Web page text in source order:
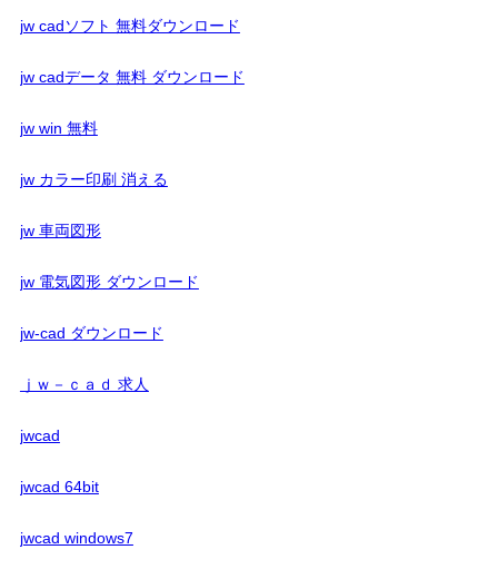
jw cadソフト 無料ダウンロード
jw cadデータ 無料 ダウンロード
jw win 無料
jw カラー印刷 消える
jw 車両図形
jw 電気図形 ダウンロード
jw-cad ダウンロード
ｊｗ－ｃａｄ 求人
jwcad
jwcad 64bit
jwcad windows7